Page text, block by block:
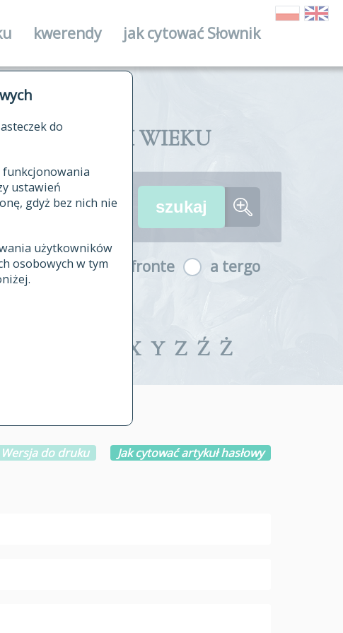
do
funkcjonowania
ustawień
gdyż bez nich nie
użytkowników
osobowych w tym
źródłowych
kwerendy jak cytować Słownik
XVII I XVIII WIEKU
a fronte a tergo
X Y Z Ź Ż
Wersja do druku Jak cytować artykuł hasłowy